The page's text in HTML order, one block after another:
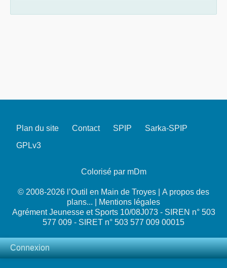
Plan du site Contact SPIP
Sarka-SPIP
GPLv3
Colorisé par mDm
© 2008-2026 l’Outil en Main de Troyes | A propos des
plans...
Mentions légales
Agrément Jeunesse et Sports 10/08J073 - SIREN n° 503
577 009 - SIRET n° 503 577 009 00015
Connexion